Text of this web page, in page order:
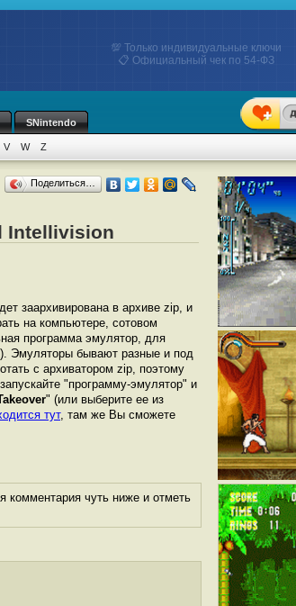
💯 Только индивидуальные ключи
📋 Официальный чек по 54-ФЗ
SNintendo
V W Z
Поделиться…
Intellivision
заархивирована в архиве zip, и
на компьютере, сотовом
программа эмулятор, для
Эмуляторы бывают разные и под
с архиватором zip, поэтому
"программу-эмулятор" и
" (или выберите ее из
тут, там же Вы сможете
комментария чуть ниже и отметь